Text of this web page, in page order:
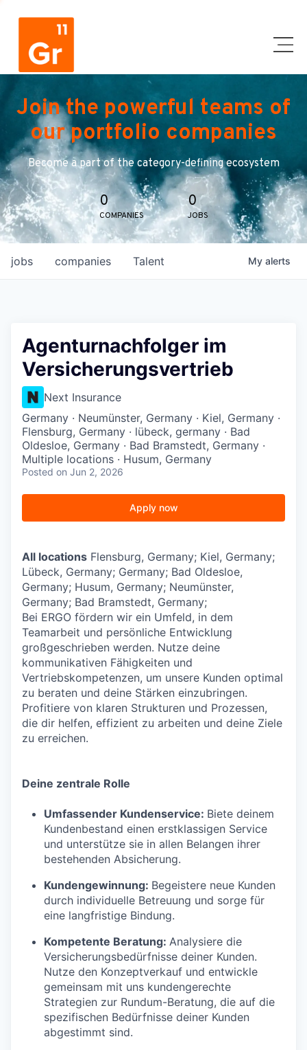
Join the powerful teams of
our portfolio companies
Become a part of the category-defining ecosystem
0
COMPANIES
0
JOBS
jobs companies Talent My alerts
Agenturnachfolger im
Versicherungsvertrieb
Next Insurance
Germany · Neumünster, Germany · Kiel, Germany ·
Flensburg, Germany · lübeck, germany · Bad
Oldesloe, Germany · Bad Bramstedt, Germany ·
Multiple locations · Husum, Germany
Posted on Jun 2, 2026
Apply now
All locations Flensburg, Germany; Kiel, Germany;
Lübeck, Germany; Germany; Bad Oldesloe,
Germany; Husum, Germany; Neumünster,
Germany; Bad Bramstedt, Germany;
Bei ERGO fördern wir ein Umfeld, in dem
Teamarbeit und persönliche Entwicklung
großgeschrieben werden. Nutze deine
kommunikativen Fähigkeiten und
Vertriebskompetenzen, um unsere Kunden optimal
zu beraten und deine Stärken einzubringen.
Profitiere von klaren Strukturen und Prozessen,
die dir helfen, effizient zu arbeiten und deine Ziele
zu erreichen.
Deine zentrale Rolle
Umfassender Kundenservice: Biete deinem
Kundenbestand einen erstklassigen Service
und unterstütze sie in allen Belangen ihrer
bestehenden Absicherung.
Kundengewinnung: Begeistere neue Kunden
durch individuelle Betreuung und sorge für
eine langfristige Bindung.
Kompetente Beratung: Analysiere die
Versicherungsbedürfnisse deiner Kunden.
Nutze den Konzeptverkauf und entwickle
gemeinsam mit uns kundengerechte
Strategien zur Rundum-Beratung, die auf die
spezifischen Bedürfnisse deiner Kunden
abgestimmt sind.